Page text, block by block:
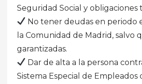
Seguridad Social y obligaciones
No tener deudas en periodo
la Comunidad de Madrid, salvo
garantizadas.
Dar de alta a la persona
Sistema Especial de Empleados